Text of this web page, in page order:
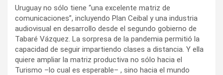
Uruguay no sólo tiene “una excelente matriz de
comunicaciones”, incluyendo Plan Ceibal y una industria
audiovisual en desarrollo desde el segundo gobierno de
Tabaré Vázquez. La sorpresa de la pandemia permitió la
capacidad de seguir impartiendo clases a distancia. Y ella
quiere ampliar la matriz productiva no sólo hacia el
Turismo –lo cual es esperable– , sino hacia el mundo